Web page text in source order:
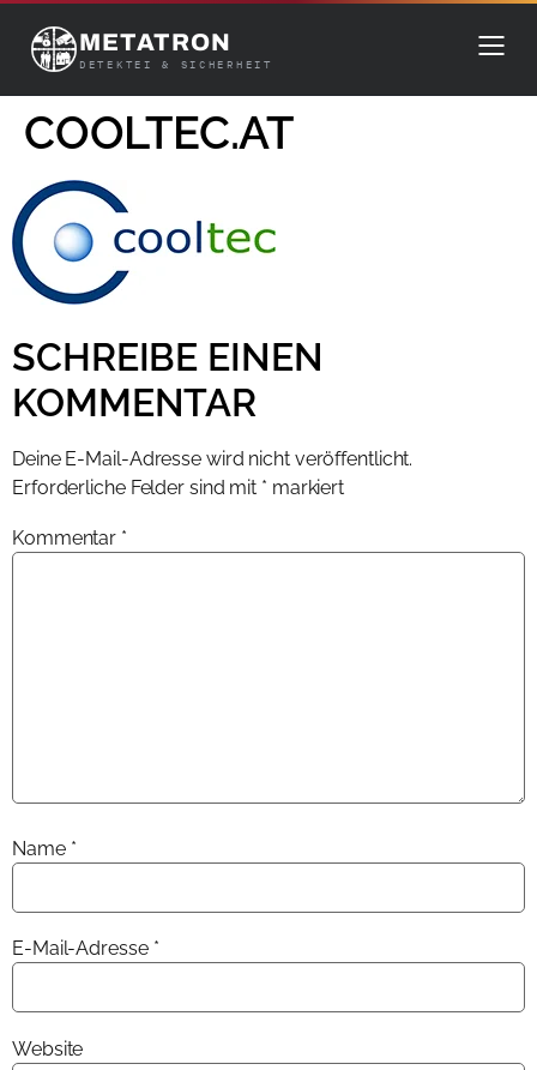
METATRON
DETEKTEI & SICHERHEIT
COOLTEC.AT
SCHREIBE EINEN
KOMMENTAR
Deine E-Mail-Adresse wird nicht veröffentlicht.
Erforderliche Felder sind mit * markiert
Kommentar *
Name *
E-Mail-Adresse *
Website